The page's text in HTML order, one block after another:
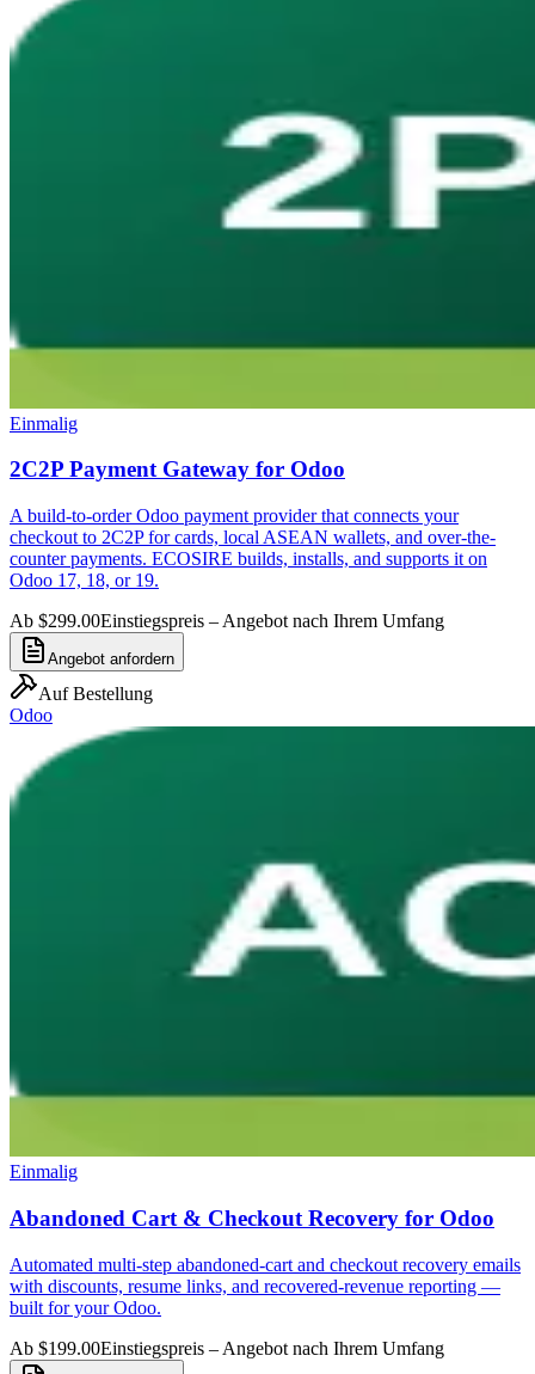
Einmalig
2C2P Payment Gateway for Odoo
A build-to-order Odoo payment provider that connects your
checkout to 2C2P for cards, local ASEAN wallets, and over-the-
counter payments. ECOSIRE builds, installs, and supports it on
Odoo 17, 18, or 19.
Ab $299.00Einstiegspreis – Angebot nach Ihrem Umfang
Angebot anfordern
Auf Bestellung
Odoo
Einmalig
Abandoned Cart & Checkout Recovery for Odoo
Automated multi-step abandoned-cart and checkout recovery emails
with discounts, resume links, and recovered-revenue reporting —
built for your Odoo.
Ab $199.00Einstiegspreis – Angebot nach Ihrem Umfang